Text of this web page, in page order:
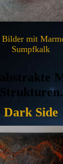
mit
Sumpfkalk
abstrakte
Strukturen.
Dark Side